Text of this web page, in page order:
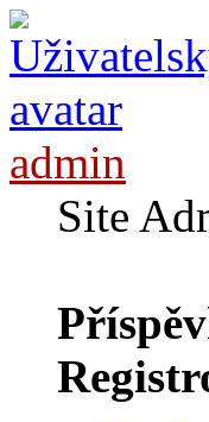
admin
Site